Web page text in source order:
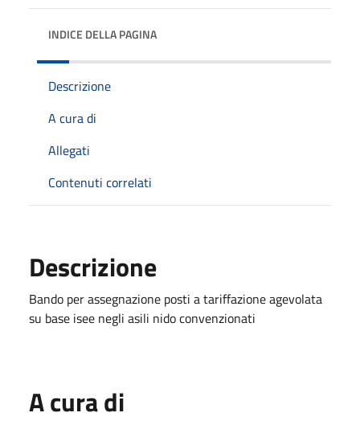
INDICE DELLA PAGINA
Descrizione
A cura di
Allegati
Contenuti correlati
Descrizione
Bando per assegnazione posti a tariffazione agevolata
su base isee negli asili nido convenzionati
A cura di